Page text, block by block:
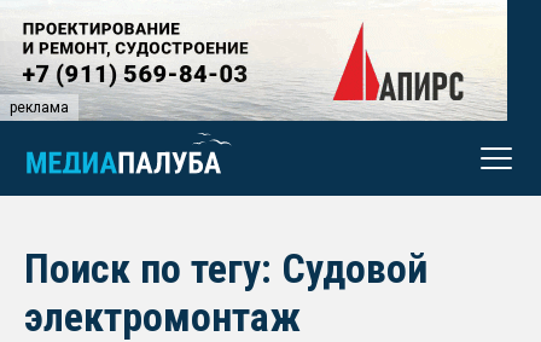
реклама
Поиск по тегу: Судовой
электромонтаж